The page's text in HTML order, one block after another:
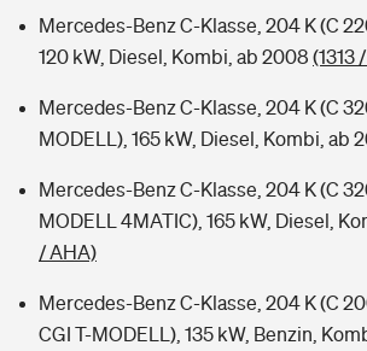
Mercedes-Benz C-Klasse, 204 K (C
120 kW, Diesel, Kombi, ab 2008 (1313
Mercedes-Benz C-Klasse, 204 K (C
MODELL), 165 kW, Diesel, Kombi, ab
Mercedes-Benz C-Klasse, 204 K (C
MODELL 4MATIC), 165 kW, Diesel,
/ AHA)
Mercedes-Benz C-Klasse, 204 K (C
CGI T-MODELL), 135 kW, Benzin,